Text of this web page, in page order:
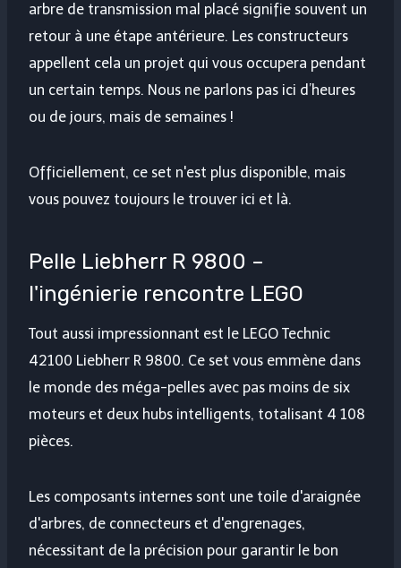
arbre de transmission mal placé signifie souvent un
retour à une étape antérieure. Les constructeurs
appellent cela un projet qui vous occupera pendant
un certain temps. Nous ne parlons pas ici d’heures
ou de jours, mais de semaines !
Officiellement, ce set n'est plus disponible, mais
vous pouvez toujours le trouver ici et là.
Pelle Liebherr R 9800 –
l'ingénierie rencontre LEGO
Tout aussi impressionnant est le LEGO Technic
42100 Liebherr R 9800. Ce set vous emmène dans
le monde des méga-pelles avec pas moins de six
moteurs et deux hubs intelligents, totalisant 4 108
pièces.
Les composants internes sont une toile d'araignée
d'arbres, de connecteurs et d'engrenages,
nécessitant de la précision pour garantir le bon